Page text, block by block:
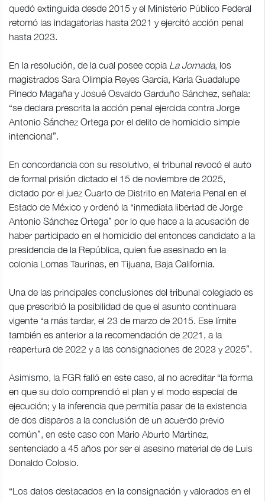
quedó extinguida desde 2015 y el Ministerio Público Federal
retomó las indagatorias hasta 2021 y ejercitó acción penal
hasta 2023.
En la resolución, de la cual posee copia La Jornada, los
magistrados Sara Olimpia Reyes García, Karla Guadalupe
Pinedo Magaña y Josué Osvaldo Garduño Sánchez, señala:
“se declara prescrita la acción penal ejercida contra Jorge
Antonio Sánchez Ortega por el delito de homicidio simple
intencional”.
En concordancia con su resolutivo, el tribunal revocó el auto
de formal prisión dictado el 15 de noviembre de 2025,
dictado por el juez Cuarto de Distrito en Materia Penal en el
Estado de México y ordenó la “inmediata libertad de Jorge
Antonio Sánchez Ortega” por lo que hace a la acusación de
haber participado en el homicidio del entonces candidato a la
presidencia de la República, quien fue asesinado en la
colonia Lomas Taurinas, en Tijuana, Baja California.
Una de las principales conclusiones del tribunal colegiado es
que prescribió la posibilidad de que el asunto continuara
vigente “a más tardar, el 23 de marzo de 2015. Ese límite
también es anterior a la recomendación de 2021, a la
reapertura de 2022 y a las consignaciones de 2023 y 2025”.
Asimismo, la FGR falló en este caso, al no acreditar “la forma
en que su dolo comprendió el plan y el modo especial de
ejecución; y la inferencia que permitía pasar de la existencia
de dos disparos a la conclusión de un acuerdo previo
común”, en este caso con Mario Aburto Martínez,
sentenciado a 45 años por ser el asesino material de de Luis
Donaldo Colosio.
“Los datos destacados en la consignación y valorados en el